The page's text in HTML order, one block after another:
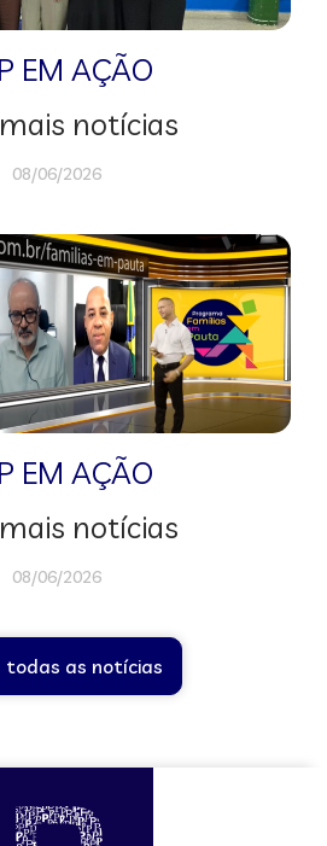
EM AÇÃO
notícias
08/06/2026
EM AÇÃO
notícias
08/06/2026
todas as notícias